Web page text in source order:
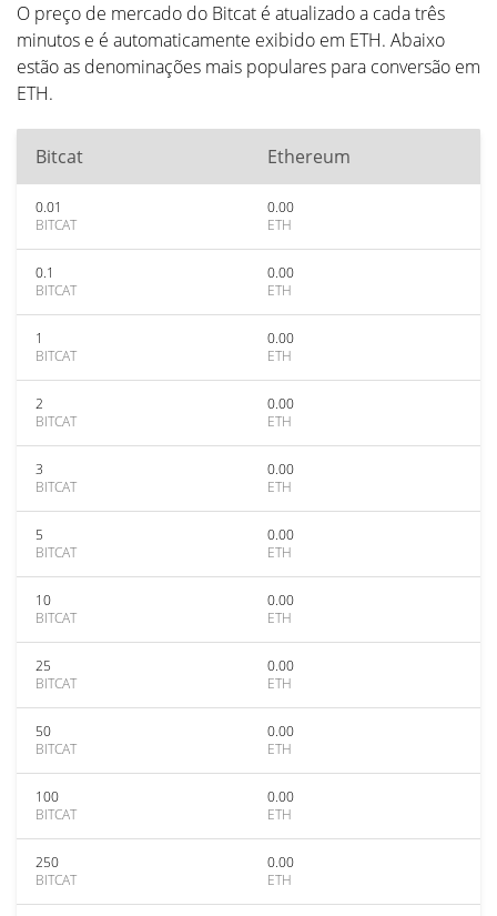
O preço de mercado do Bitcat é atualizado a cada três
minutos e é automaticamente exibido em ETH. Abaixo
estão as denominações mais populares para conversão em
ETH.
Bitcat Ethereum
0.01
BITCAT
0.00
ETH
0.1
BITCAT
0.00
ETH
1
BITCAT
0.00
ETH
2
BITCAT
0.00
ETH
3
BITCAT
0.00
ETH
5
BITCAT
0.00
ETH
10
BITCAT
0.00
ETH
25
BITCAT
0.00
ETH
50
BITCAT
0.00
ETH
100
BITCAT
0.00
ETH
250
BITCAT
0.00
ETH